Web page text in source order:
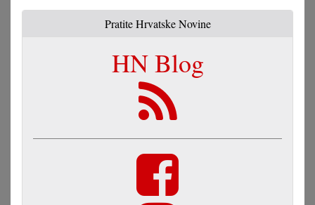
Pratite Hrvatske Novine
HN Blog